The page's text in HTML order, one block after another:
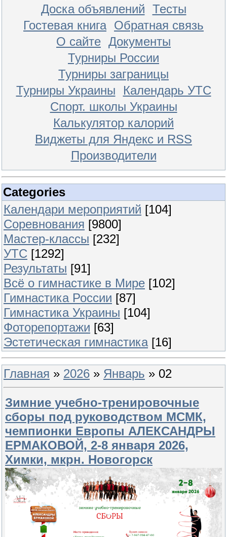
Доска объявлений Тесты
Гостевая книга Обратная связь
О сайте Документы
Турниры России
Турниры заграницы
Турниры Украины
Календарь УТС
Спорт. школы Украины
Калькулятор калорий
Виджеты для Яндекс и RSS
Производители
Categories
Календари мероприятий [104]
Соревнования [9800]
Мастер-классы [232]
УТС [1292]
Результаты [91]
Всё о гимнастике в Мире [102]
Гимнастика России [87]
Гимнастика Украины [104]
Фоторепортажи [63]
Эстетическая гимнастика [16]
Главная » 2026 » Январь » 02
Зимние учебно-тренировочные
сборы под руководством МСМК,
чемпионки Европы АЛЕКСАНДРЫ
ЕРМАКОВОЙ, 2-8 января 2026,
Химки, мкрн. Новогорск